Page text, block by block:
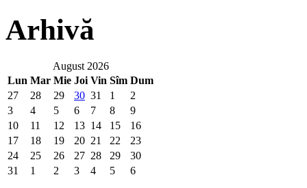
Arhivă
August 2026
Lun Mar Mie Joi Vin Sîm Dum
27
28 29 30 31 1
2
3
4 5 6 7 8
9
10
11 12 13 14 15
16
17
18 19 20 21 22
23
24
25 26 27 28 29
30
31
1 2 3 4 5 6